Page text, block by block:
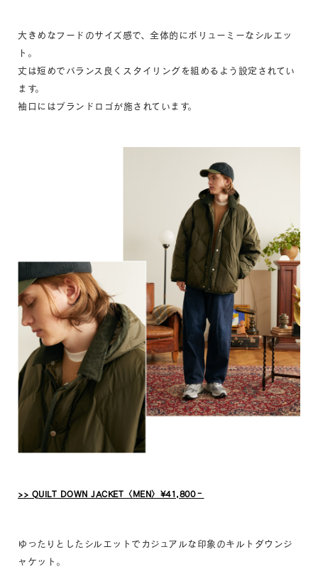
大きめなフードのサイズ感で、全体的にボリューミーなシルエッ
ト。
丈は短めでバランス良くスタイリングを組めるよう設定されてい
ます。
袖口にはブランドロゴが施されています。
>> QUILT DOWN JACKET〈MEN〉¥41,800‐
ゆったりとしたシルエットでカジュアルな印象のキルトダウンジ
ャケット。